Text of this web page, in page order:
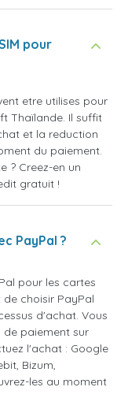
pour
etre utilises pour
Thaïlande. Il suffit
et la reduction
du paiement.
? Creez-en un
gratuit !
PayPal ?
pour les cartes
choisir PayPal
d'achat. Vous
de paiement sur
l'achat : Google
Bizum,
les au moment